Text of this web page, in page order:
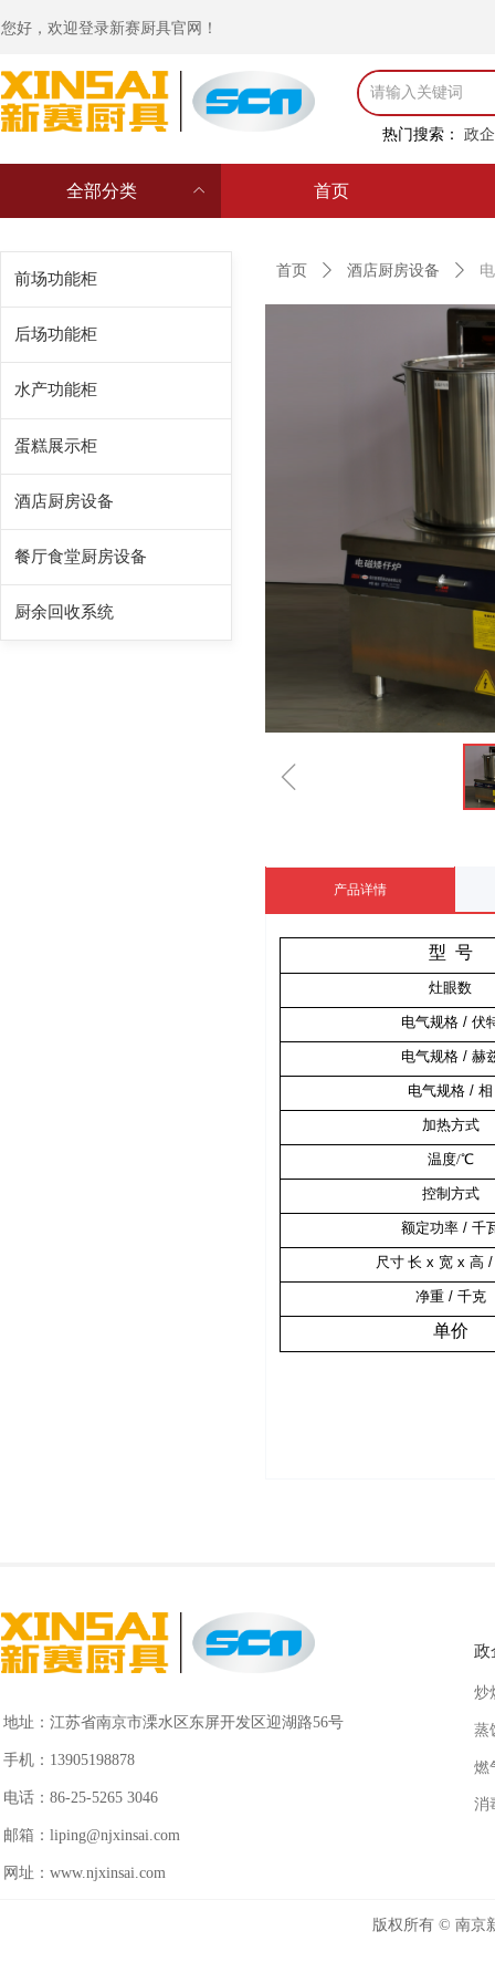
热门搜索： 政
您好，欢迎登录新赛厨具官网！
ꀙ
全部分类 首页
首页 ꄲ 酒店厨房设备 ꄲ
ꁆ
产品详情
型 号
灶眼数
电气规格/ 伏
电气规格/ 赫
电气规格 / 相
加热方式
温度/℃
控制方式
额定功率/ 千
尺寸 长 x 宽x 高
净重/ 千克
单价
Control Render
前场功能柜
后场功能柜
水产功能柜
蛋糕展示柜
酒店厨房设备
餐厅食堂厨房设备
厨余回收系统
地址： 江苏省南京市溧水区东屏开发区迎湖路56号
手机： 13905198878
电话： 86-25-5265 3046
邮箱： liping@njxinsai.com
网址： www.njxinsai.com
政
炒
蒸
燃
消
版权所有 © 南京